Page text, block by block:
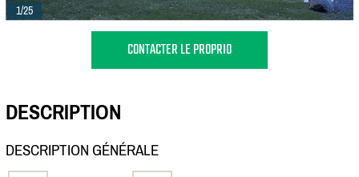
1/25
CONTACTER LE PROPRIO
DESCRIPTION
DESCRIPTION GÉNÉRALE